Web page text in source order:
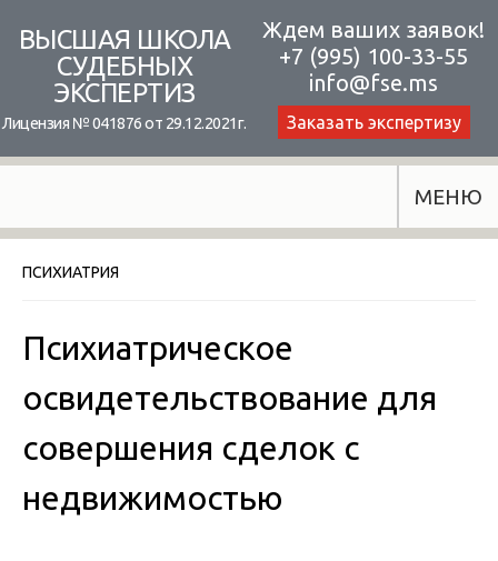
content
ВЫСШАЯ ШКОЛА
СУДЕБНЫХ
ЭКСПЕРТИЗ
Лицензия № 041876 от 29.12.2021г.
Ждем ваших заявок!
+7 (995) 100-33-55
info@fse.ms
Заказать экспертизу
МЕНЮ
ПСИХИАТРИЯ
Психиатрическое
освидетельствование для
совершения сделок с
недвижимостью